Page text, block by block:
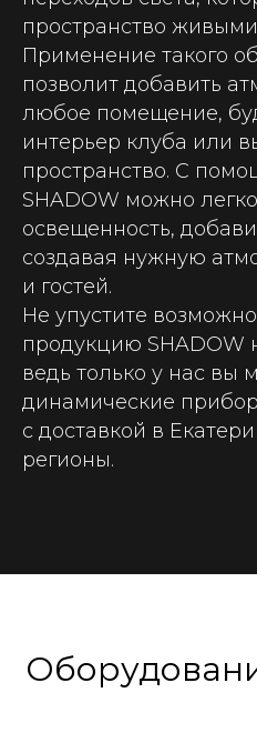
пространство
Применение такого
позволит добавить
любое помещение,
интерьер клуба или
пространство. С
SHADOW можно
освещенность,
создавая нужную
и гостей.
Не упустите
продукцию SHADOW
ведь только у нас вы
динамические
с доставкой в
регионы.